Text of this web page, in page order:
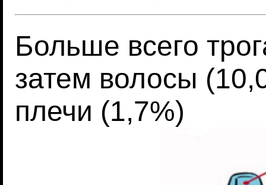
Больше всего
затем волосы
плечи (1,7%)